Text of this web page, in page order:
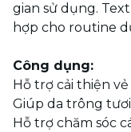
gian sử dụng.
hợp cho routine
Công dụng:
Hỗ trợ cải thiện
Giúp da trông
Hỗ trợ chăm sóc